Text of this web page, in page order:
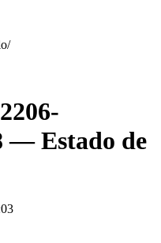
/
—Estado de